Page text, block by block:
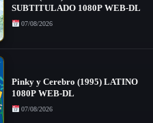
SUBTITULADO 1080P WEB-DL
07/08/2026
Pinky y Cerebro (1995) LATINO
1080P WEB-DL
07/08/2026